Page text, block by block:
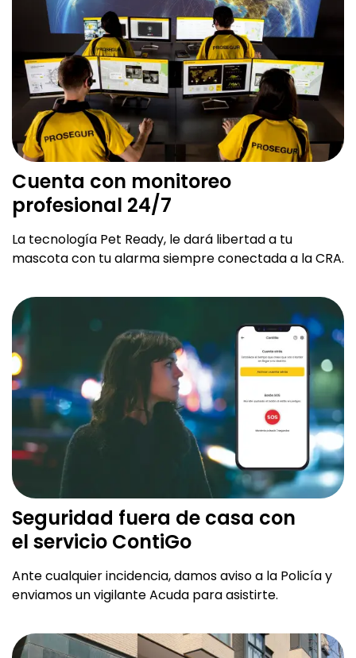
Cuenta con monitoreo
profesional 24/7
La tecnología Pet Ready, le dará libertad a tu
mascota con tu alarma siempre conectada a la CRA.
Seguridad fuera de casa con
el servicio ContiGo
Ante cualquier incidencia, damos aviso a la Policía y
enviamos un vigilante Acuda para asistirte.